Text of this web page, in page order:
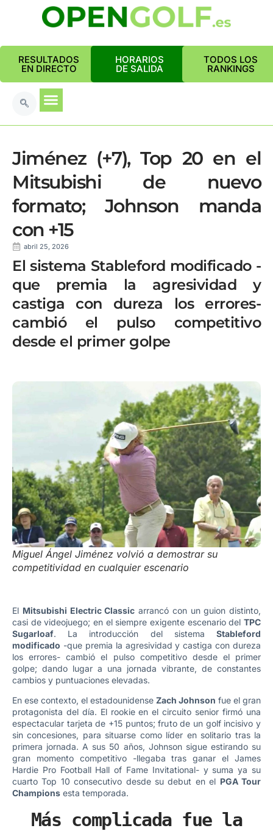
RESULTADOS
EN DIRECTO
HORARIOS
DE SALIDA
TODOS LOS
RANKINGS
Jiménez (+7), Top 20 en el
Mitsubishi de nuevo
formato; Johnson manda
con +15
abril 25, 2026
El sistema Stableford modificado -
que premia la agresividad y
castiga con dureza los errores-
cambió el pulso competitivo
desde el primer golpe
Miguel Ángel Jiménez volvió a demostrar su
competitividad en cualquier escenario
El Mitsubishi Electric Classic arrancó con un guion distinto,
casi de videojuego; en el siempre exigente escenario del TPC
Sugarloaf. La introducción del sistema Stableford
modificado -que premia la agresividad y castiga con dureza
los errores- cambió el pulso competitivo desde el primer
golpe; dando lugar a una jornada vibrante, de constantes
cambios y puntuaciones elevadas.
En ese contexto, el estadounidense Zach Johnson fue el gran
protagonista del día. El rookie en el circuito senior firmó una
espectacular tarjeta de +15 puntos; fruto de un golf incisivo y
sin concesiones, para situarse como líder en solitario tras la
primera jornada. A sus 50 años, Johnson sigue estirando su
gran momento competitivo -llegaba tras ganar el James
Hardie Pro Football Hall of Fame Invitational- y suma ya su
cuarto Top 10 consecutivo desde su debut en el PGA Tour
Champions esta temporada.
Más complicada fue la